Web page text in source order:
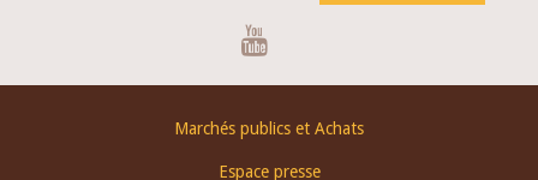
Marchés publics et Achats
Espace presse